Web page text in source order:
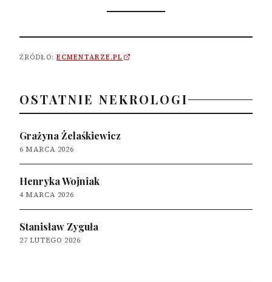
ŹRÓDŁO: ECMENTARZE.PL
OSTATNIE NEKROLOGI
Grażyna Żelaśkiewicz
6 MARCA 2026
Henryka Wojniak
4 MARCA 2026
Stanisław Zyguła
27 LUTEGO 2026